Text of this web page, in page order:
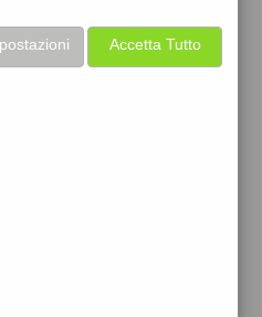
da convertire inbuoni sconto
per fare la spesa, fare
o acquistare abbigliamento,
Accetta Tutto